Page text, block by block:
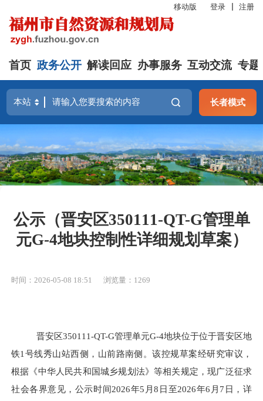
移动版 登录 注册
首页 政务公开 解读回应 办事服务 互动交流 专题
长者模式
公示（晋安区350111-QT-G管理单
元G-4地块控制性详细规划草案）
时间：2026-05-08 18:51 浏览量：1269
晋安区350111-QT-G管理单元G-4地块位于位于晋安区地
铁1号线秀山站西侧，山前路南侧。该控规草案经研究审议，
根据《中华人民共和国城乡规划法》等相关规定，现广泛征求
社会各界意见，公示时间2026年5 月8 日至2026年6 月 7 日，详